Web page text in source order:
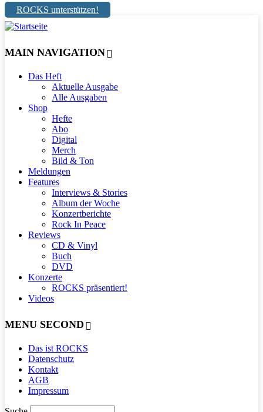
ROCKS unterstützen!
MAIN NAVIGATION
Das Heft
Aktuelle Ausgabe
Alle Ausgaben
Shop
Hefte
Abo
Digital
Merch
Bild & Ton
Meldungen
Features
Interviews & Stories
Album der Woche
Konzertberichte
Rock In Peace
Reviews
CD & Vinyl
Buch
DVD
Konzerte
ROCKS präsentiert!
Videos
MENU SECOND
Das ist ROCKS
Datenschutz
Kontakt
AGB
Impressum